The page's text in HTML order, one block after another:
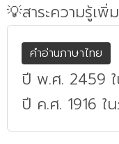
💡สาระความรู้เพิ่
คำอ่านภาษาไทย
ปี พ.ศ. 2459
ปี ค.ศ. 1916 ใ